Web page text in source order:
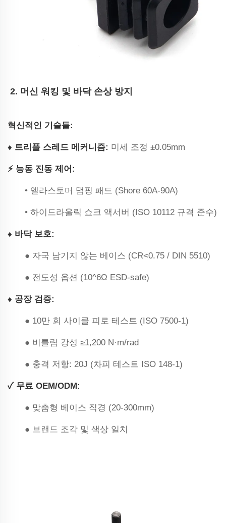
‌2. 머신 워킹 및 바닥 손상 방지‌
‌혁신적인 기술들‌:
♦ ‌트리플 스레드 메커니즘‌: 미세 조정 ±0.05mm
⚡ ‌능동 진동 제어‌:
• 엘라스토머 댐핑 패드 (Shore 60A-90A)
• 하이드라울릭 쇼크 액서버 (ISO 10112 규격 준수)
♦ ‌바닥 보호‌:
● 자국 남기지 않는 베이스 (CR<0.75 / DIN 5510)
● 전도성 옵션 (10^6Ω ESD-safe)
♦ 공장 검증:
● 10만 회 사이클 피로 테스트 (ISO 7500-1)
● 비틀림 강성 ≥1,200 N·m/rad
● 충격 저항: 20J (차피 테스트 ISO 148-1)
✓ 무료 OEM/ODM:
● 맞춤형 베이스 직경 (20-300mm)
● 브랜드 조각 및 색상 일치